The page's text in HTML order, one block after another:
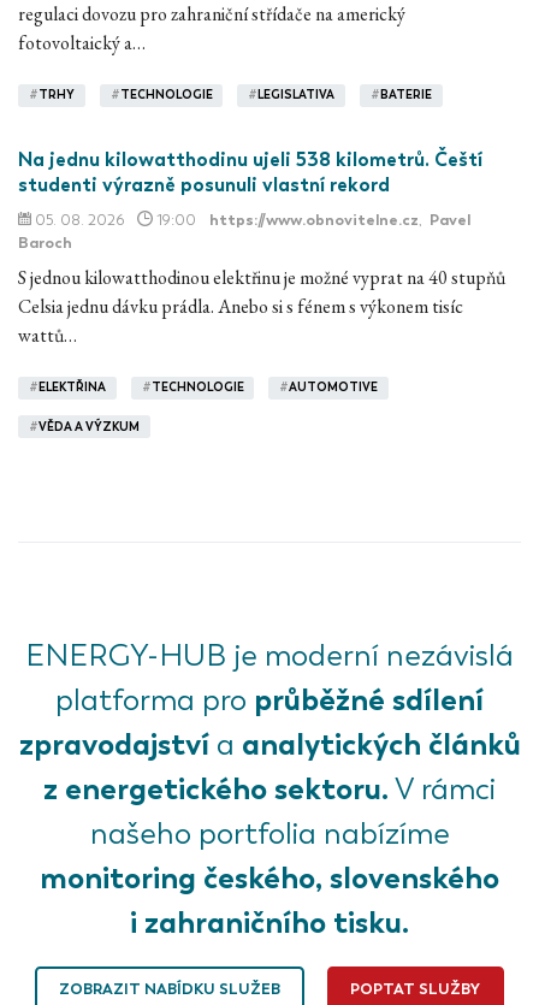
regulaci dovozu pro zahraniční střídače na americký
fotovoltaický a…
#TRHY #TECHNOLOGIE #LEGISLATIVA #BATERIE
Na jednu kilowatthodinu ujeli 538 kilometrů. Čeští
studenti výrazně posunuli vlastní rekord
05. 08. 2026 19:00 https://www.obnovitelne.cz
Pavel
Baroch
S jednou kilowatthodinou elektřinu je možné vyprat na 40 stupňů
Celsia jednu dávku prádla. Anebo si s fénem s výkonem tisíc
wattů…
# ELEKTŘINA #TECHNOLOGIE #AUTOMOTIVE
#VĚDA A VÝZKUM
ENERGY-HUB je moderní nezávislá
platforma pro průběžné sdílení
zpravodajstvía analytických článků
z energetického sektoru. V rámci
našeho portfolia nabízíme
monitoring českého, slovenského
i zahraničního tisku.
ZOBRAZIT NABÍDKU SLUŽEB POPTAT SLUŽBY